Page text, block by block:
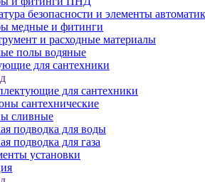
безопасности и элементы
медные и фитинги
и расходные материалы
полы водяные
для сантехники
для сантехники
сантехнические
сливные
подводка для воды
подводка для газа
установки